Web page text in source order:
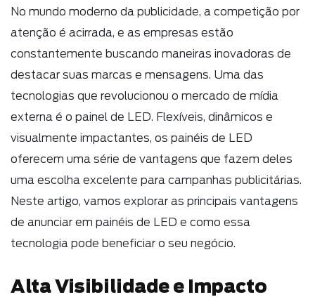
No mundo moderno da publicidade, a competição por
atenção é acirrada, e as empresas estão
constantemente buscando maneiras inovadoras de
destacar suas marcas e mensagens. Uma das
tecnologias que revolucionou o mercado de mídia
externa é o painel de LED. Flexíveis, dinâmicos e
visualmente impactantes, os painéis de LED
oferecem uma série de vantagens que fazem deles
uma escolha excelente para campanhas publicitárias.
Neste artigo, vamos explorar as principais vantagens
de anunciar em painéis de LED e como essa
tecnologia pode beneficiar o seu negócio.
Alta Visibilidade e Impacto